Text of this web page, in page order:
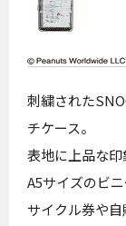
刺繍された
チケース。
表地に上品な
A5サイズのビ
サイクル券や